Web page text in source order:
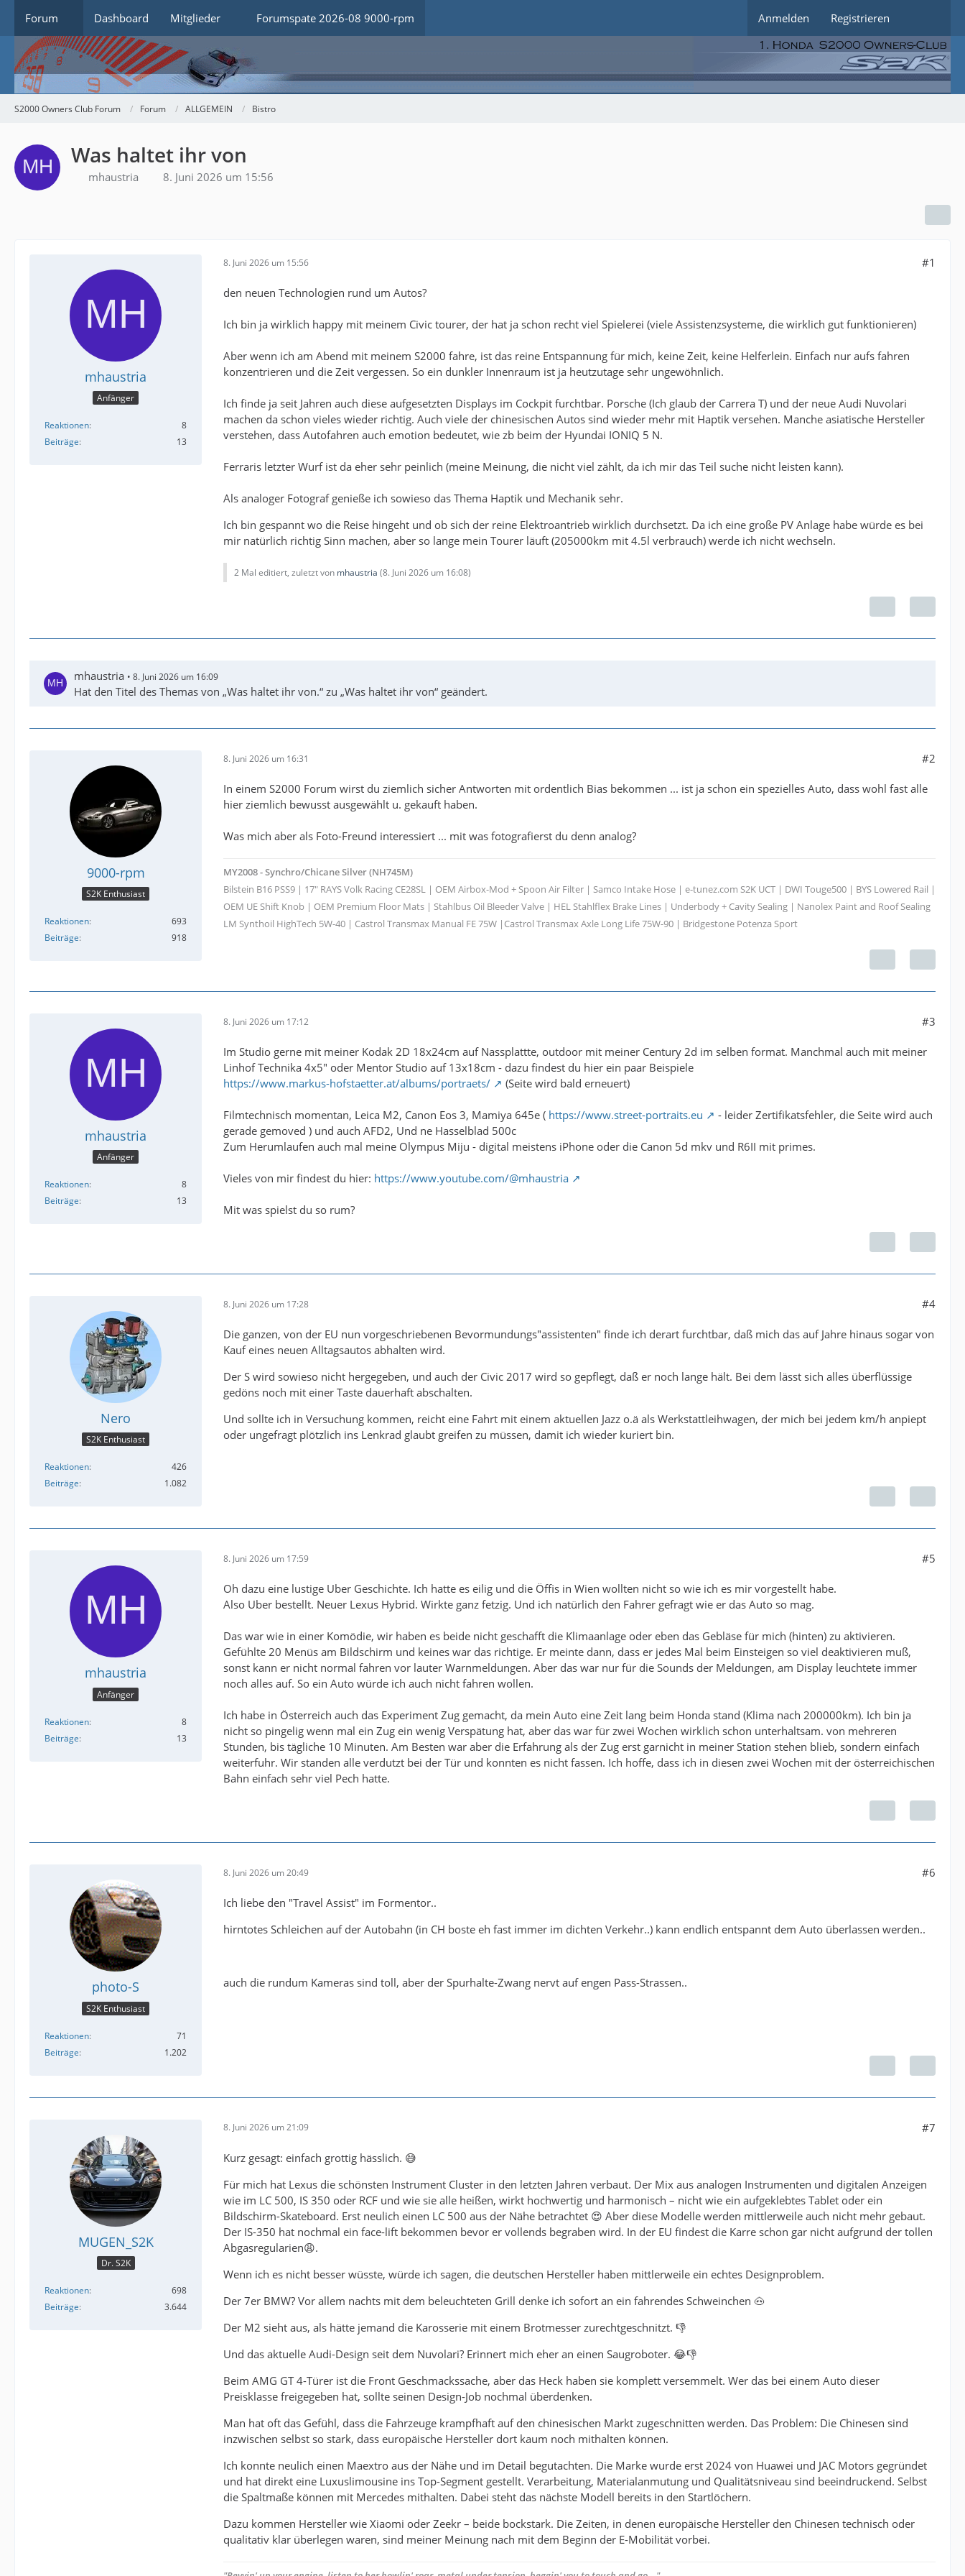
Forum Dashboard Mitglieder Forumspate 2026-08 9000-rpm Anmelden Registrieren
S2000 Owners Club Forum Forum ALLGEMEIN Bistro
Was haltet ihr von
mhaustria 8. Juni 2026 um 15:56
mhaustria
Anfänger
Reaktionen
8
Beiträge
13
8. Juni 2026 um 15:56 #1
den neuen Technologien rund um Autos?
Ich bin ja wirklich happy mit meinem Civic tourer, der hat ja schon recht viel Spielerei (viele Assistenzsysteme, die wirklich gut funktionieren)
Aber wenn ich am Abend mit meinem S2000 fahre, ist das reine Entspannung für mich, keine Zeit, keine Helferlein. Einfach nur aufs fahren
konzentrieren und die Zeit vergessen. So ein dunkler Innenraum ist ja heutzutage sehr ungewöhnlich.
Ich finde ja seit Jahren auch diese aufgesetzten Displays im Cockpit furchtbar. Porsche (Ich glaub der Carrera T) und der neue Audi Nuvolari
machen da schon vieles wieder richtig. Auch viele der chinesischen Autos sind wieder mehr mit Haptik versehen. Manche asiatische Hersteller
verstehen, dass Autofahren auch emotion bedeutet, wie zb beim der Hyundai IONIQ 5 N.
Ferraris letzter Wurf ist da eher sehr peinlich (meine Meinung, die nicht viel zählt, da ich mir das Teil suche nicht leisten kann).
Als analoger Fotograf genieße ich sowieso das Thema Haptik und Mechanik sehr.
Ich bin gespannt wo die Reise hingeht und ob sich der reine Elektroantrieb wirklich durchsetzt. Da ich eine große PV Anlage habe würde es bei
mir natürlich richtig Sinn machen, aber so lange mein Tourer läuft (205000km mit 4.5l verbrauch) werde ich nicht wechseln.
2 Mal editiert, zuletzt von mhaustria (8. Juni 2026 um 16:08)
mhaustria 8. Juni 2026 um 16:09
Hat den Titel des Themas von „Was haltet ihr von.“ zu „Was haltet ihr von“ geändert.
9000-rpm
S2K Enthusiast
Reaktionen
693
Beiträge
918
8. Juni 2026 um 16:31 #2
In einem S2000 Forum wirst du ziemlich sicher Antworten mit ordentlich Bias bekommen ... ist ja schon ein spezielles Auto, dass wohl fast alle
hier ziemlich bewusst ausgewählt u. gekauft haben.
Was mich aber als Foto-Freund interessiert ... mit was fotografierst du denn analog?
MY2008 - Synchro/Chicane Silver (NH745M)
Bilstein B16 PSS9 | 17" RAYS Volk Racing CE28SL | OEM Airbox-Mod + Spoon Air Filter | Samco Intake Hose | e-tunez.com S2K UCT | DWI Touge500 | BYS Lowered Rail |
OEM UE Shift Knob | OEM Premium Floor Mats | Stahlbus Oil Bleeder Valve | HEL Stahlflex Brake Lines | Underbody + Cavity Sealing | Nanolex Paint and Roof Sealing
LM Synthoil HighTech 5W-40 | Castrol Transmax Manual FE 75W |Castrol Transmax Axle Long Life 75W-90 | Bridgestone Potenza Sport
mhaustria
Anfänger
Reaktionen
8
Beiträge
13
8. Juni 2026 um 17:12 #3
Im Studio gerne mit meiner Kodak 2D 18x24cm auf Nassplattte, outdoor mit meiner Century 2d im selben format. Manchmal auch mit meiner
Linhof Technika 4x5" oder Mentor Studio auf 13x18cm - dazu findest du hier ein paar Beispiele
https://www.markus-hofstaetter.at/albums/portraets/
(Seite wird bald erneuert)
Filmtechnisch momentan, Leica M2, Canon Eos 3, Mamiya 645e ( https://www.street-portraits.eu
- leider Zertifikatsfehler, die Seite wird auch
gerade gemoved ) und auch AFD2, Und ne Hasselblad 500c
Zum Herumlaufen auch mal meine Olympus Miju - digital meistens iPhone oder die Canon 5d mkv und R6II mit primes.
Vieles von mir findest du hier: https://www.youtube.com/@mhaustria
Mit was spielst du so rum?
Nero
S2K Enthusiast
Reaktionen
426
Beiträge
1.082
8. Juni 2026 um 17:28 #4
Die ganzen, von der EU nun vorgeschriebenen Bevormundungs"assistenten" finde ich derart furchtbar, daß mich das auf Jahre hinaus sogar von
Kauf eines neuen Alltagsautos abhalten wird.
Der S wird sowieso nicht hergegeben, und auch der Civic 2017 wird so gepflegt, daß er noch lange hält. Bei dem lässt sich alles überflüssige
gedöns noch mit einer Taste dauerhaft abschalten.
Und sollte ich in Versuchung kommen, reicht eine Fahrt mit einem aktuellen Jazz o.ä als Werkstattleihwagen, der mich bei jedem km/h anpiept
oder ungefragt plötzlich ins Lenkrad glaubt greifen zu müssen, damit ich wieder kuriert bin.
mhaustria
Anfänger
Reaktionen
8
Beiträge
13
8. Juni 2026 um 17:59 #5
Oh dazu eine lustige Uber Geschichte. Ich hatte es eilig und die Öffis in Wien wollten nicht so wie ich es mir vorgestellt habe.
Also Uber bestellt. Neuer Lexus Hybrid. Wirkte ganz fetzig. Und ich natürlich den Fahrer gefragt wie er das Auto so mag.
Das war wie in einer Komödie, wir haben es beide nicht geschafft die Klimaanlage oder eben das Gebläse für mich (hinten) zu aktivieren.
Gefühlte 20 Menüs am Bildschirm und keines war das richtige. Er meinte dann, dass er jedes Mal beim Einsteigen so viel deaktivieren muß,
sonst kann er nicht normal fahren vor lauter Warnmeldungen. Aber das war nur für die Sounds der Meldungen, am Display leuchtete immer
noch alles auf. So ein Auto würde ich auch nicht fahren wollen.
Ich habe in Österreich auch das Experiment Zug gemacht, da mein Auto eine Zeit lang beim Honda stand (Klima nach 200000km). Ich bin ja
nicht so pingelig wenn mal ein Zug ein wenig Verspätung hat, aber das war für zwei Wochen wirklich schon unterhaltsam. von mehreren
Stunden, bis tägliche 10 Minuten. Am Besten war aber die Erfahrung als der Zug erst garnicht in meiner Station stehen blieb, sondern einfach
weiterfuhr. Wir standen alle verdutzt bei der Tür und konnten es nicht fassen. Ich hoffe, dass ich in diesen zwei Wochen mit der österreichischen
Bahn einfach sehr viel Pech hatte.
photo-S
S2K Enthusiast
Reaktionen
71
Beiträge
1.202
8. Juni 2026 um 20:49 #6
Ich liebe den "Travel Assist" im Formentor..
hirntotes Schleichen auf der Autobahn (in CH boste eh fast immer im dichten Verkehr..) kann endlich entspannt dem Auto überlassen werden..
auch die rundum Kameras sind toll, aber der Spurhalte-Zwang nervt auf engen Pass-Strassen..
MUGEN_S2K
Dr. S2K
Reaktionen
698
Beiträge
3.644
8. Juni 2026 um 21:09 #7
Kurz gesagt: einfach grottig hässlich. 😅
Für mich hat Lexus die schönsten Instrument Cluster in den letzten Jahren verbaut. Der Mix aus analogen Instrumenten und digitalen Anzeigen
wie im LC 500, IS 350 oder RCF und wie sie alle heißen, wirkt hochwertig und harmonisch – nicht wie ein aufgeklebtes Tablet oder ein
Bildschirm-Skateboard. Erst neulich einen LC 500 aus der Nähe betrachtet 😍 Aber diese Modelle werden mittlerweile auch nicht mehr gebaut.
Der IS-350 hat nochmal ein face-lift bekommen bevor er vollends begraben wird. In der EU findest die Karre schon gar nicht aufgrund der tollen
Abgasregularien😩.
Wenn ich es nicht besser wüsste, würde ich sagen, die deutschen Hersteller haben mittlerweile ein echtes Designproblem.
Der 7er BMW? Vor allem nachts mit dem beleuchteten Grill denke ich sofort an ein fahrendes Schweinchen 🐽
Der M2 sieht aus, als hätte jemand die Karosserie mit einem Brotmesser zurechtgeschnitzt. 👎
Und das aktuelle Audi-Design seit dem Nuvolari? Erinnert mich eher an einen Saugroboter. 😂👎
Beim AMG GT 4-Türer ist die Front Geschmackssache, aber das Heck haben sie komplett versemmelt. Wer das bei einem Auto dieser
Preisklasse freigegeben hat, sollte seinen Design-Job nochmal überdenken.
Man hat oft das Gefühl, dass die Fahrzeuge krampfhaft auf den chinesischen Markt zugeschnitten werden. Das Problem: Die Chinesen sind
inzwischen selbst so stark, dass europäische Hersteller dort kaum noch mithalten können.
Ich konnte neulich einen Maextro aus der Nähe und im Detail begutachten. Die Marke wurde erst 2024 von Huawei und JAC Motors gegründet
und hat direkt eine Luxuslimousine ins Top-Segment gestellt. Verarbeitung, Materialanmutung und Qualitätsniveau sind beeindruckend. Selbst
die Spaltmaße können mit Mercedes mithalten. Dabei steht das nächste Modell bereits in den Startlöchern.
Dazu kommen Hersteller wie Xiaomi oder Zeekr – beide bockstark. Die Zeiten, in denen europäische Hersteller den Chinesen technisch oder
qualitativ klar überlegen waren, sind meiner Meinung nach mit dem Beginn der E-Mobilität vorbei.